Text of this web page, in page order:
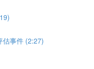
估事件 (2:27)